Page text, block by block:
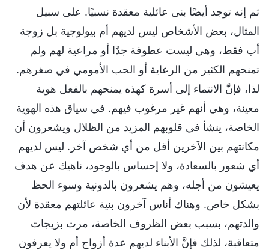
ثم إنه توجد أيضًا بنى عائلية معقدة نسبيًا. على سبيل
المثال، بعض الأشخاص ليس لديهم أم بيولوجية بل زوجة
أب فقط، وهي ليست عطوفة جدًا أو مراعية لهم ولم
تمنحهم الكثير من الرعاية أو الحب الأمومي في صغرهم.
لذا، فإنَّ الانتماء إلى أسرة كهذه يمنحهم بالفعل هوية
معينة، وهي أنهم غير مرغوب فيهم. في سياق هذه الهوية
الخاصة، ينشأ في قلوبهم المزيد من الظلال ويشعرون أن
مكانتهم بين الآخرين أقل من أي شخص آخر. ليس لديهم
أي شعور بالسعادة، ولا إحساس بالوجود، ناهيك عن هدف
يعيشون من أجله، وهم يشعرون بالدونية وسوء الحظ
بشكل خاص. وهناك أناس آخرون بنية عائلتهم معقدة لأن
والدتهم، بسبب بعض الظروف الخاصة، مرت بزيجات
متعاقبة، لذلك فإنَّ الأبناء لديهم عدة أزواج أم ولا يعرفون